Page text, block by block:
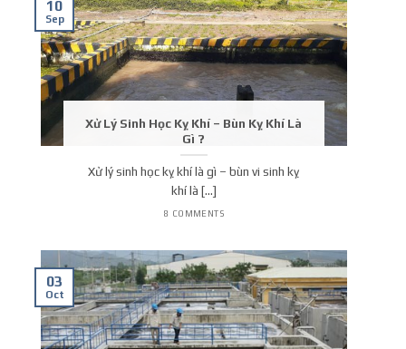
Xử Lý Sinh Học Kỵ Khí – Bùn Kỵ Khí Là
Gì ?
Xử lý sinh học kỵ khí là gì – bùn vi sinh kỵ
khí là [...]
8 COMMENTS
10
Sep
03
Oct